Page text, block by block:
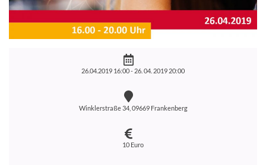
26.04.2019 16:00 - 26. 04. 2019 20:00
Winklerstraße 34, 09669 Frankenberg
10 Euro